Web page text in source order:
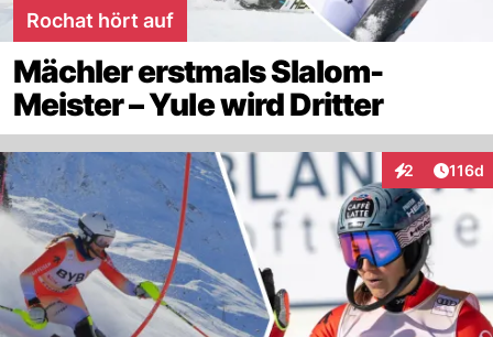
Rochat hört auf
Mächler erstmals Slalom-
Meister – Yule wird Dritter
2
Interaktionen
116d